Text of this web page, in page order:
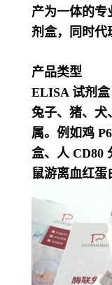
产为一体的专
剂盒，同时代
产品类型
ELISA 试剂盒
兔子、猪、犬
属。例如鸡
盒、人 CD80
鼠游离血红蛋